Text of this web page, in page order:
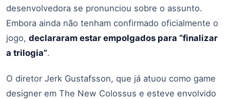
desenvolvedora se pronunciou sobre o assunto.
Embora ainda não tenham confirmado oficialmente o
jogo, declararam estar empolgados para “finalizar
a trilogia”.
O diretor Jerk Gustafsson, que já atuou como game
designer em The New Colossus e esteve envolvido